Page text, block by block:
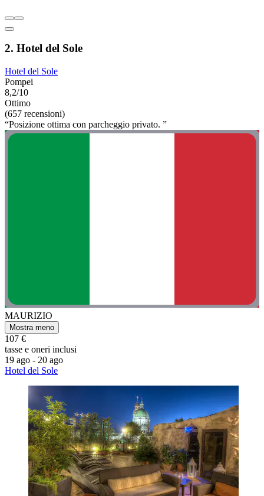
2. Hotel del Sole
Hotel del Sole
Pompei
8,2/10
Ottimo
(657 recensioni)
“Posizione ottima con parcheggio privato. ”
MAURIZIO
Mostra meno
107 €
tasse e oneri inclusi
19 ago - 20 ago
Hotel del Sole